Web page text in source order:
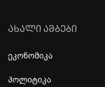
ᲐᲮᲐᲚᲘ ᲐᲛᲑᲔᲑᲘ
ეკონომიკა
პოლიტიკა